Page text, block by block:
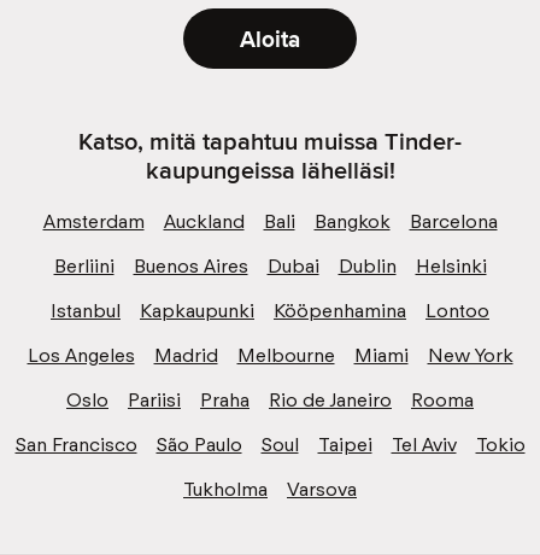
Aloita
Katso, mitä tapahtuu muissa Tinder-
kaupungeissa lähelläsi!
Amsterdam Auckland Bali Bangkok
Barcelona
Berliini
Buenos Aires Dubai Dublin
Helsinki
Istanbul
Kapkaupunki Kööpenhamina
Lontoo
Los Angeles
Madrid Melbourne Miami
New York
Oslo
Pariisi Praha Rio de Janeiro
Rooma
San Francisco
São Paulo Soul Taipei Tel Aviv
Tokio
Tukholma
Varsova